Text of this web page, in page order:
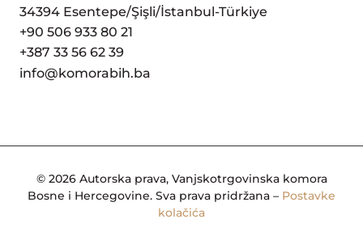
34394 Esentepe/Şişli/İstanbul-Türkiye
+90 506 933 80 21
+387 33 56 62 39
info@komorabih.ba
© 2026 Autorska prava, Vanjskotrgovinska komora
Bosne i Hercegovine. Sva prava pridržana – Postavke
kolačića